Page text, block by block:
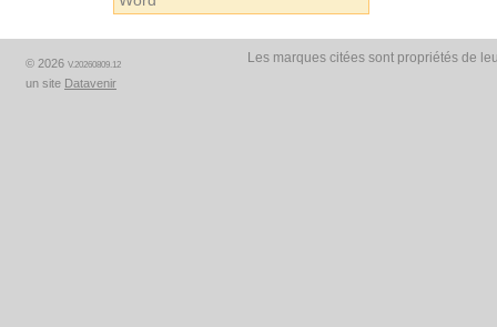
© 2026 V.20260809.12
un site Datavenir
Les marques citées sont propriétés de